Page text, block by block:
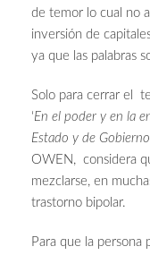
de temor lo cual no
inversión de
ya que las palabras
Solo para cerrar el
‘En el poder y en la
Estado y de
OWEN, considera
mezclarse, en
trastorno bipolar.
Para que la persona